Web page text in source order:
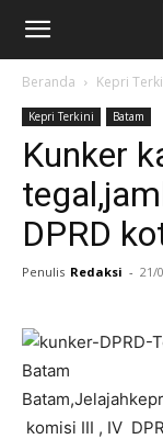
Beranda Kepri
Kepri Terkini Batam
Kunker
DPRD
Penulis Redaksi - 21/
komisi III , IV